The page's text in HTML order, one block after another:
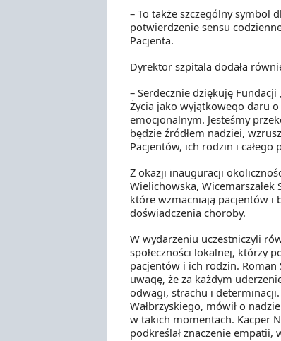
– To także szczególny symbol
potwierdzenie sensu
Pacjenta.
Dyrektor szpitala dodała
– Serdecznie dziękuję
Życia jako wyjątkowego daru
emocjonalnym. Jesteśmy
będzie źródłem nadziei,
Pacjentów, ich rodzin i całego
Z okazji inauguracji
Wielichowska, Wicemarszałek
które wzmacniają pacjentów i
doświadczenia choroby.
W wydarzeniu uczestniczyli
społeczności lokalnej, którzy
pacjentów i ich rodzin. Roman
uwagę, że za każdym
odwagi, strachu i
Wałbrzyskiego, mówił o
w takich momentach. Kacper
podkreślał znaczenie empatii,